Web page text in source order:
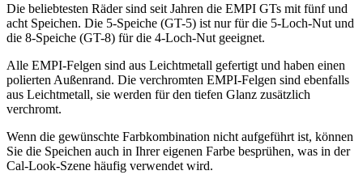
Die beliebtesten Räder sind seit Jahren die EMPI GTs mit fünf und
acht Speichen. Die 5-Speiche (GT-5) ist nur für die 5-Loch-Nut und
die 8-Speiche (GT-8) für die 4-Loch-Nut geeignet.
Alle EMPI-Felgen sind aus Leichtmetall gefertigt und haben einen
polierten Außenrand. Die verchromten EMPI-Felgen sind ebenfalls
aus Leichtmetall, sie werden für den tiefen Glanz zusätzlich
verchromt.
Wenn die gewünschte Farbkombination nicht aufgeführt ist, können
Sie die Speichen auch in Ihrer eigenen Farbe besprühen, was in der
Cal-Look-Szene häufig verwendet wird.